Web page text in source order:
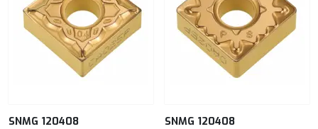
SNMG 120408 SNMG 120408